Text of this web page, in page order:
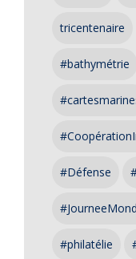
tricentenaire
#bathymétrie
#Défense
#philatélie